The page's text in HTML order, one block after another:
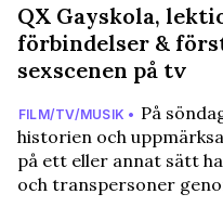
QX Gayskola,
förbindelser &
sexscenen på tv
FILM/TV/MUSIK • På
historien och
på ett eller annat sätt
och transpersoner